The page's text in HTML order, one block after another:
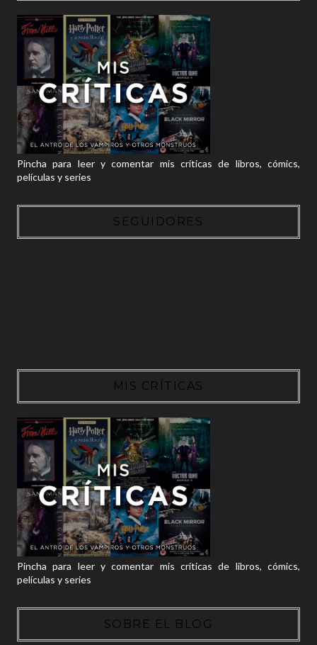
Pincha para leer y comentar mis críticas de libros, cómics,
películas y series
SEGUIDORES
MIS CRÍTICAS
Pincha para leer y comentar mis críticas de libros, cómics,
películas y series
SOBRE EL BLOG